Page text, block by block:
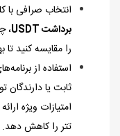
انتخاب صرافی با
برداشتUSDT،
را مقایسه کنید تا
استفاده از
ثابت یا دارندگان
امتیازات ویژه
تتر را کاهش دهد.